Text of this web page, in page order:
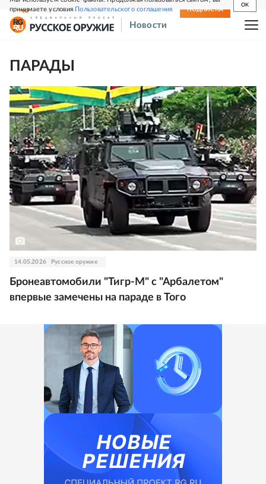
принимаете условияПользовательского соглашения
OK
СВЕЖИЙ НОМЕР ПОДПИСКА
Новости
ПАРАДЫ
14.05.2026 Русское оружие
Бронеавтомобили "Тигр-М" с "Арбалетом"
впервые замечены на параде в Того